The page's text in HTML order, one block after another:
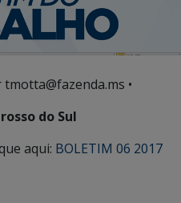
tmotta@fazenda.ms •
do Sul
aqui: BOLETIM 06 2017